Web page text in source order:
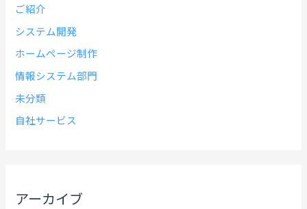
ご紹介
システム開発
ホームページ制作
情報システム部門
未分類
自社サービス
アーカイブ